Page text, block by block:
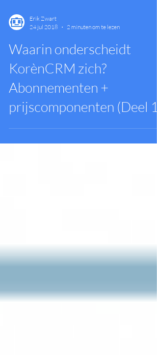
24 jul 2018
2 minuten om te lezen
Waarin onderscheidt
KorènCRM zich?
Abonnementen +
prijscomponenten (Deel 1)